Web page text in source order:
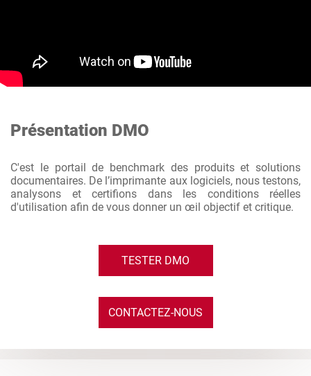
Présentation DMO
C'est le portail de benchmark des produits et solutions
documentaires. De l’imprimante aux logiciels, nous testons,
analysons et certifions dans les conditions réelles
d'utilisation afin de vous donner un œil objectif et critique.
TESTER DMO
CONTACTEZ-NOUS